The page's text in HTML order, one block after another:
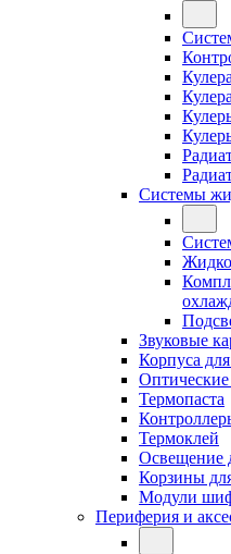
Системы
Звуковые
Корпуса
Термопаста
Термоклей
Освещение
Корзины
Модули
Периферия и